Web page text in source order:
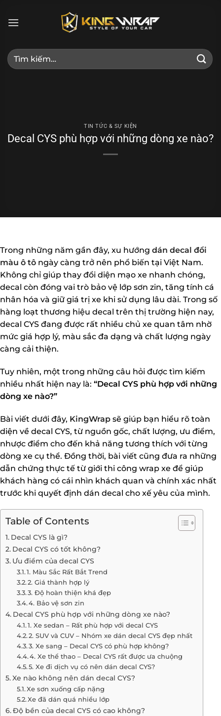
qua
Tìm
kiếm:
TIN TỨC & SỰ KIỆN
Decal CYS phù hợp với những dòng xe nào?
Trong những năm gần đây, xu hướng dán decal đổi
màu ô tô ngày càng trở nên phổ biến tại Việt Nam.
Không chỉ giúp thay đổi diện mạo xe nhanh chóng,
decal còn đóng vai trò bảo vệ lớp sơn zin, tăng tính cá
nhân hóa và giữ giá trị xe khi sử dụng lâu dài. Trong số
hàng loạt thương hiệu decal trên thị trường hiện nay,
decal CYS đang được rất nhiều chủ xe quan tâm nhờ
mức giá hợp lý, màu sắc đa dạng và chất lượng ngày
càng cải thiện.
Tuy nhiên, một trong những câu hỏi được tìm kiếm
nhiều nhất hiện nay là: “Decal CYS phù hợp với những
dòng xe nào?”
Bài viết dưới đây, KingWrap sẽ giúp bạn hiểu rõ toàn
diện về decal CYS, từ nguồn gốc, chất lượng, ưu điểm,
nhược điểm cho đến khả năng tương thích với từng
dòng xe cụ thể. Đồng thời, bài viết cũng đưa ra những
dẫn chứng thực tế từ giới thi công wrap xe để giúp
khách hàng có cái nhìn khách quan và chính xác nhất
trước khi quyết định dán decal cho xế yêu của mình.
Table of Contents
Decal CYS là gì?
Decal CYS có tốt không?
Ưu điểm của decal CYS
1. Màu Sắc Rất Bắt Trend
2. Giá thành hợp lý
3. Độ hoàn thiện khá đẹp
4. Bảo vệ sơn zin
Decal CYS phù hợp với những dòng xe nào?
1. Xe sedan – Rất phù hợp với decal CYS
2. SUV và CUV – Nhóm xe dán decal CYS đẹp nhất
3. Xe sang – Decal CYS có phù hợp không?
4. Xe thể thao – Decal CYS rất được ưa chuộng
5. Xe đi dịch vụ có nên dán decal CYS?
Xe nào không nên dán decal CYS?
Xe sơn xuống cấp nặng
Xe đã dán quá nhiều lớp
Độ bền của decal CYS có cao không?